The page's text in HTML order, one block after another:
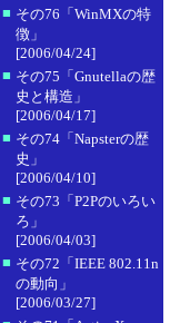
■ その76「WinMXの特
徴」
[2006/04/24]
■ その75「Gnutellaの歴
史と構造」
[2006/04/17]
■ その74「Napsterの歴
史」
[2006/04/10]
■ その73「P2Pのいろい
ろ」
[2006/04/03]
■ その72「IEEE 802.11n
の動向」
[2006/03/27]